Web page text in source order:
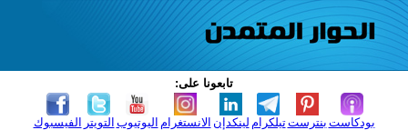
تابعونا على:
الفيسبوك التويتر اليوتيوب الانستغرام لينكدإن تيلكرامبنترست بودكاست